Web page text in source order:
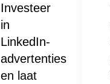
Investeer
in
LinkedIn-
advertenties
en laat